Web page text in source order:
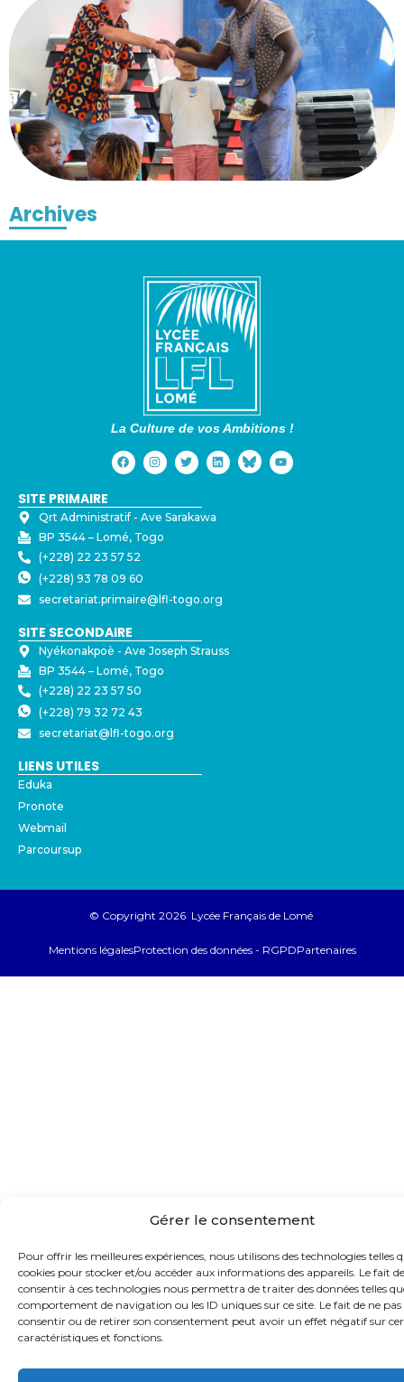
Gérer le consentement
Pour offrir les meilleures expériences, nous utilisons des technologies telles
cookies pour stocker et/ou accéder aux informations des appareils. Le fait de
consentir à ces technologies nous permettra de traiter des données telles
comportement de navigation ou les ID uniques sur ce site. Le fait de ne pas
consentir ou de retirer son consentement peut avoir un effet négatif sur
caractéristiques et fonctions.
Archives
La Culture de vos Ambitions !
SITE PRIMAIRE
Qrt Administratif - ⁠Ave Sarakawa
BP 3544 – Lomé, Togo
(+228) 22 23 57 52
(+228) 93 78 09 60
secretariat.primaire@lfl-togo.org
SITE SECONDAIRE
Nyékonakpoè - ⁠Ave Joseph Strauss
BP 3544 – Lomé, Togo
(+228) 22 23 57 50
(+228) 79 32 72 43
secretariat@lfl-togo.org
LIENS UTILES
Eduka
Pronote
Webmail
Parcoursup
© Copyright 2026 Lycée Français de Lomé
Mentions légalesProtection des données - RGPDPartenaires